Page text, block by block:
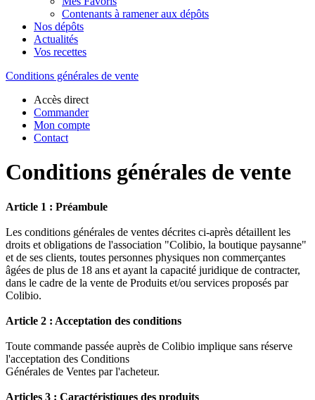
Contenants à ramener aux dépôts
Nos dépôts
Actualités
Vos recettes
Conditions générales de vente
Accès direct
Commander
Mon compte
Contact
Conditions générales de vente
Article 1 : Préambule
Les conditions générales de ventes décrites ci-après détaillent les
droits et obligations de l'association "Colibio, la boutique paysanne"
et de ses clients, toutes personnes physiques non commerçantes
âgées de plus de 18 ans et ayant la capacité juridique de contracter,
dans le cadre de la vente de Produits et/ou services proposés par
Colibio.
Article 2 : Acceptation des conditions
Toute commande passée auprès de Colibio implique sans réserve
l'acceptation des Conditions
Générales de Ventes par l'acheteur.
Articles 3 : Caractéristiques des produits